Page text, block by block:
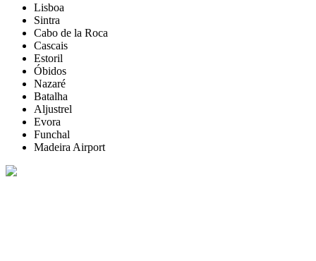
Lisboa
Sintra
Cabo de la Roca
Cascais
Estoril
Óbidos
Nazaré
Batalha
Aljustrel
Evora
Funchal
Madeira Airport